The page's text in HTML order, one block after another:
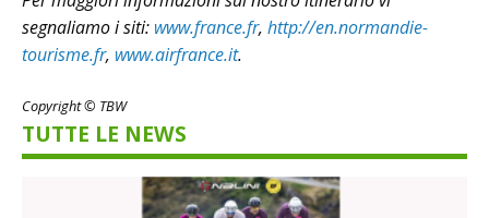
segnaliamo i siti: www.france.fr, http://en.normandie-
tourisme.fr, www.airfrance.it.
Copyright © TBW
TUTTE LE NEWS